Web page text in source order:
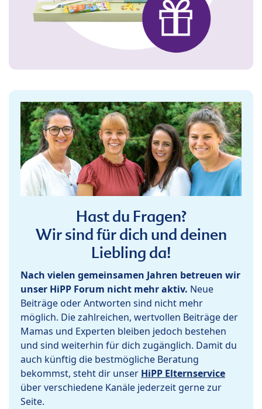
Hast du Fragen?
Wir sind für dich und deinen
Liebling da!
Nach vielen gemeinsamen Jahren betreuen wir
unser HiPP Forum nicht mehr aktiv. Neue
Beiträge oder Antworten sind nicht mehr
möglich. Die zahlreichen, wertvollen Beiträge der
Mamas und Experten bleiben jedoch bestehen
und sind weiterhin für dich zugänglich. Damit du
auch künftig die bestmögliche Beratung
bekommst, steht dir unser HiPP Elternservice
über verschiedene Kanäle jederzeit gerne zur
Seite.